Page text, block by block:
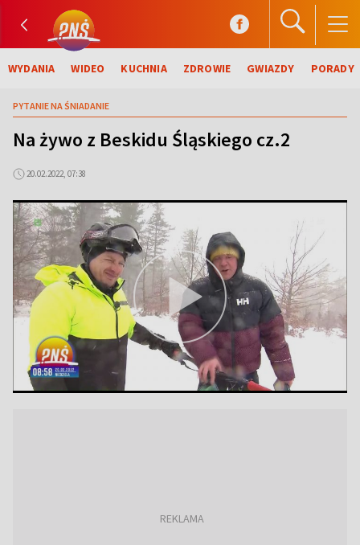
WYDANIA WIDEO KUCHNIA ZDROWIE GWIAZDY PORADY
PYTANIE NA ŚNIADANIE
Na żywo z Beskidu Śląskiego cz.2
20.02.2022, 07:38